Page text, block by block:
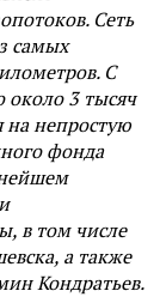
Сеть
самых
С
около 3 тысяч
на непростую
фонда
в том числе
а также
Кондратьев.